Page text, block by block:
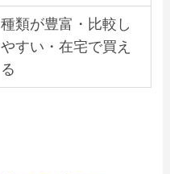
種類が豊富・比較し
やすい・在宅で買え
る